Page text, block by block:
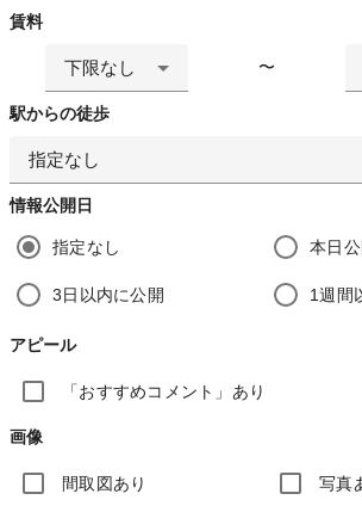
賃料
下限なし 〜
駅からの徒歩
指定なし
情報公開日
指定なし 本日
3日以内に公開 1週間
アピール
「おすすめコメント」あり
画像
間取図あり 写真